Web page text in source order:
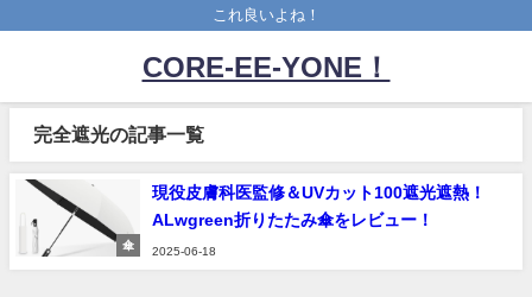
これ良いよね！
CORE-EE-YONE！
完全遮光の記事一覧
傘
現役皮膚科医監修＆UVカット100遮光遮熱！
ALwgreen折りたたみ傘をレビュー！
2025-06-18